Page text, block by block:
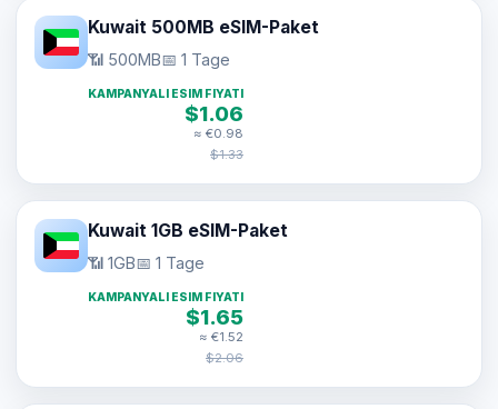
Kuwait 500MB eSIM-Paket
📶 500MB📅 1 Tage
KAMPANYALI ESIM FIYATI
$1.06
≈ €0.98
$1.33
Kuwait 1GB eSIM-Paket
📶 1GB📅 1 Tage
KAMPANYALI ESIM FIYATI
$1.65
≈ €1.52
$2.06